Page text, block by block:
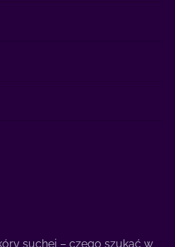
suchej – czego szukać w